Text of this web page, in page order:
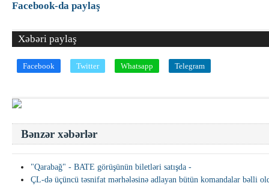
Facebook-da paylaş
Xəbəri paylaş
Facebook Twitter Whatsapp Telegram
Bənzər xəbərlər
"Qarabağ" - BATE görüşünün biletləri satışda -
ÇL-də üçüncü təsnifat mərhələsinə adlayan bütün komandalar bəlli